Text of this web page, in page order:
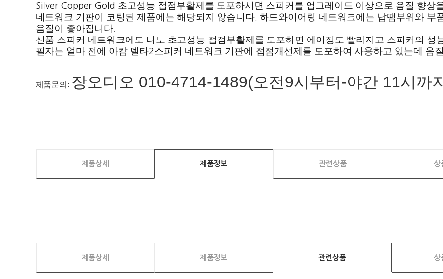
Silver Copper Gold 초고성능 접점부활제를 도포하시면 스피커를 업그레이드 이상으로 음질 향상
네트워크 기판이 코팅된 제품에는 해당되지 않습니다 하드와이어링 네트워크에는 납땜부위와 부
음질이 좋아집니다
신품 스피커 네트워크에도 나노 초고성능 접점부활제를 도포하면 에이징도 빨라지고 스피커의 성
필자는 얼마 전에 아캄 델타2스피커 네트워크 기판에 접점개선제를 도포하여 사용하고 있는데 음
제품문의: 장오디오 010-4714-1489(오전9시부터-야간 11시까
제품상세 제품정보 관련상품 상
제품상세 제품정보 관련상품 상